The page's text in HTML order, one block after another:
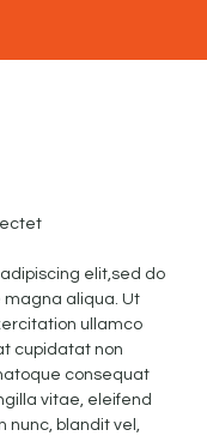
elit,sed do
magna aliqua. Ut
ullamco
cupidatat non
consequat
vitae, eleifend
nunc, blandit vel,